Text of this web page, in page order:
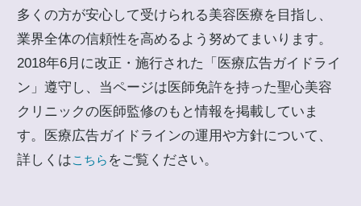
多くの方が安心して受けられる美容医療を目指し、
業界全体の信頼性を高めるよう努めてまいります。
2018年6月に改正・施行された「医療広告ガイドライ
ン」遵守し、当ページは医師免許を持った聖心美容
クリニックの医師監修のもと情報を掲載していま
す。医療広告ガイドラインの運用や方針について、
詳しくはこちら をご覧ください。